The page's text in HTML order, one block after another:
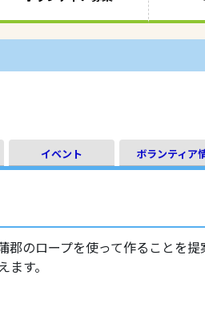
イベント ボランティア
郡のロープを使って作ることを提
す。